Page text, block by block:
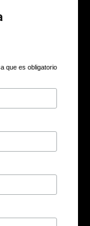
que es obligatorio